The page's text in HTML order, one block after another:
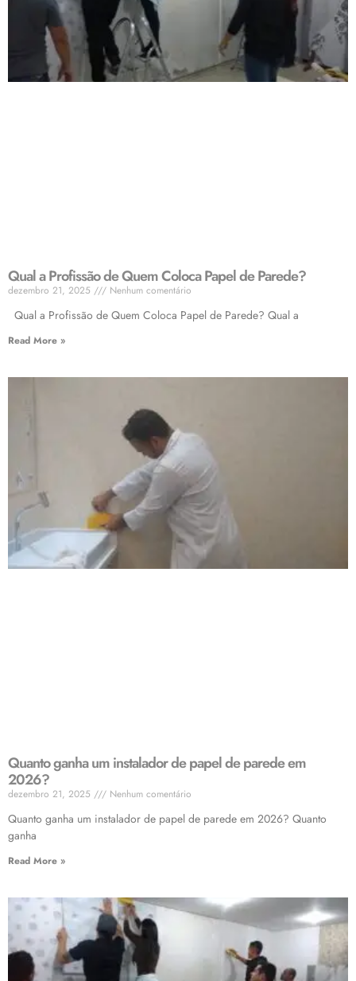
Qual a Profissão de Quem Coloca Papel de Parede?
dezembro 21, 2025 Nenhum comentário
Qual a Profissão de Quem Coloca Papel de Parede? Qual a
Read More »
Quanto ganha um instalador de papel de parede em
2026?
dezembro 21, 2025 Nenhum comentário
Quanto ganha um instalador de papel de parede em 2026? Quanto
ganha
Read More »